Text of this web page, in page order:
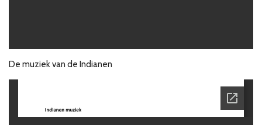
De muziek van de Indianen